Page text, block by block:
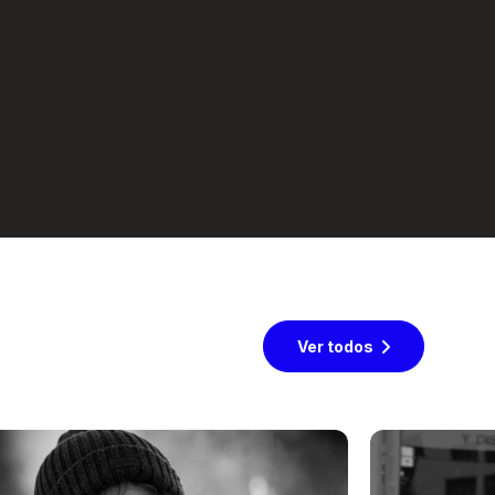
Ver todos